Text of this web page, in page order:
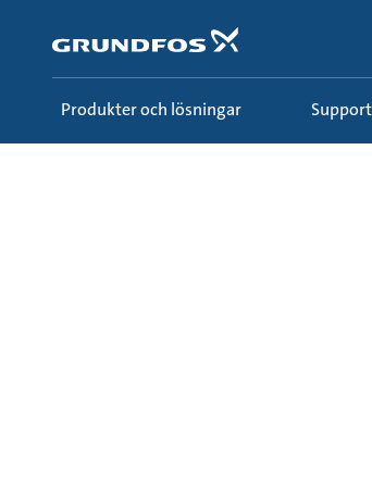
huvudinnehållet
Produkter och lösningar Support